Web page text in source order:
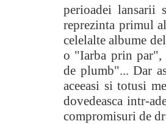
perioadei lansarii
reprezinta primul
celelalte albume
o "Iarba prin par",
de plumb"... Dar
aceeasi si totusi
dovedeasca intr-
compromisuri de